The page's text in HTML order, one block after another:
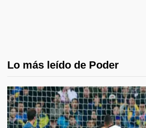
Lo más leído de Poder